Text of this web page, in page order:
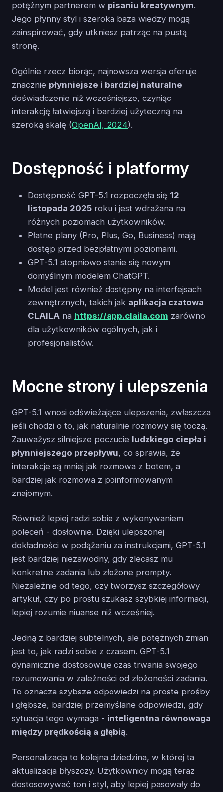
potężnym partnerem w pisaniu kreatywnym.
Jego płynny styl i szeroka baza wiedzy mogą
zainspirować, gdy utkniesz patrząc na pustą
stronę.
Ogólnie rzecz biorąc, najnowsza wersja oferuje
znacznie płynniejsze i bardziej naturalne
doświadczenie niż wcześniejsze, czyniąc
interakcję łatwiejszą i bardziej użyteczną na
szeroką skalę (OpenAI, 2024).
Dostępność i platformy
Dostępność GPT-5.1 rozpoczęła się 12
listopada 2025 roku i jest wdrażana na
różnych poziomach użytkowników.
Płatne plany (Pro, Plus, Go, Business) mają
dostęp przed bezpłatnymi poziomami.
GPT-5.1 stopniowo stanie się nowym
domyślnym modelem ChatGPT.
Model jest również dostępny na interfejsach
zewnętrznych, takich jak aplikacja czatowa
CLAILA na https://app.claila.com zarówno
dla użytkowników ogólnych, jak i
profesjonalistów.
Mocne strony i ulepszenia
GPT-5.1 wnosi odświeżające ulepszenia, zwłaszcza
jeśli chodzi o to, jak naturalnie rozmowy się toczą.
Zauważysz silniejsze poczucie ludzkiego ciepła i
płynniejszego przepływu, co sprawia, że
interakcje są mniej jak rozmowa z botem, a
bardziej jak rozmowa z poinformowanym
znajomym.
Również lepiej radzi sobie z wykonywaniem
poleceń - dosłownie. Dzięki ulepszonej
dokładności w podążaniu za instrukcjami, GPT-5.1
jest bardziej niezawodny, gdy zlecasz mu
konkretne zadania lub złożone prompty.
Niezależnie od tego, czy tworzysz szczegółowy
artykuł, czy po prostu szukasz szybkiej informacji,
lepiej rozumie niuanse niż wcześniej.
Jedną z bardziej subtelnych, ale potężnych zmian
jest to, jak radzi sobie z czasem. GPT-5.1
dynamicznie dostosowuje czas trwania swojego
rozumowania w zależności od złożoności zadania.
To oznacza szybsze odpowiedzi na proste prośby
i głębsze, bardziej przemyślane odpowiedzi, gdy
sytuacja tego wymaga - inteligentna równowaga
między prędkością a głębią.
Personalizacja to kolejna dziedzina, w której ta
aktualizacja błyszczy. Użytkownicy mogą teraz
dostosowywać ton i styl, aby lepiej pasowały do